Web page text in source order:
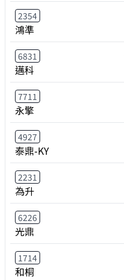
2354
鴻準
6831
邁科
7711
永擎
4927
泰鼎-KY
2231
為升
6226
光鼎
1714
和桐